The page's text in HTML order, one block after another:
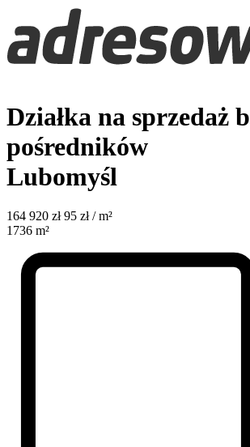
Działka na sprzedaż
pośredników
Lubomyśl
164 920 zł 95 zł / m²
1736 m²